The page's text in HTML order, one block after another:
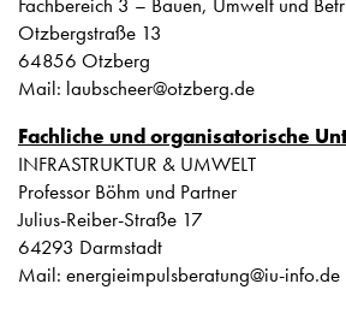
Otzbergstraße 13
64856 Otzberg
Mail: laubscheer@otzberg.de
Fachliche und organisatorische
INFRASTRUKTUR & UMWELT
Professor Böhm und Partner
Julius-Reiber-Straße 17
64293 Darmstadt
Mail: energieimpulsberatung@iu-info.de